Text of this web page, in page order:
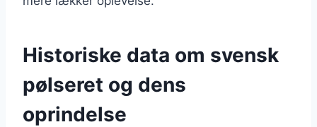
Historiske data om svensk
pølseret og dens
oprindelse